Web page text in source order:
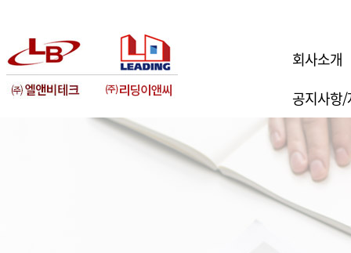
회사소개
공지사항/